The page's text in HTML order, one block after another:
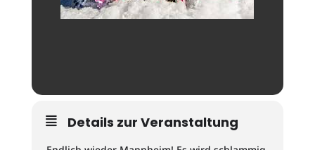
Details zur Veranstaltung